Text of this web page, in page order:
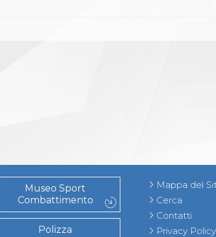
Museo Sport
Combattimento
Polizza
Mappa del
Cerca
Contatti
Privacy Policy